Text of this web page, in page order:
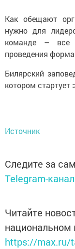
Как обещают
нужно для
команде – все
проведения
Билярский
котором стартует
Источник
Следите за
Telegram-
Читайте
https://max.ru/